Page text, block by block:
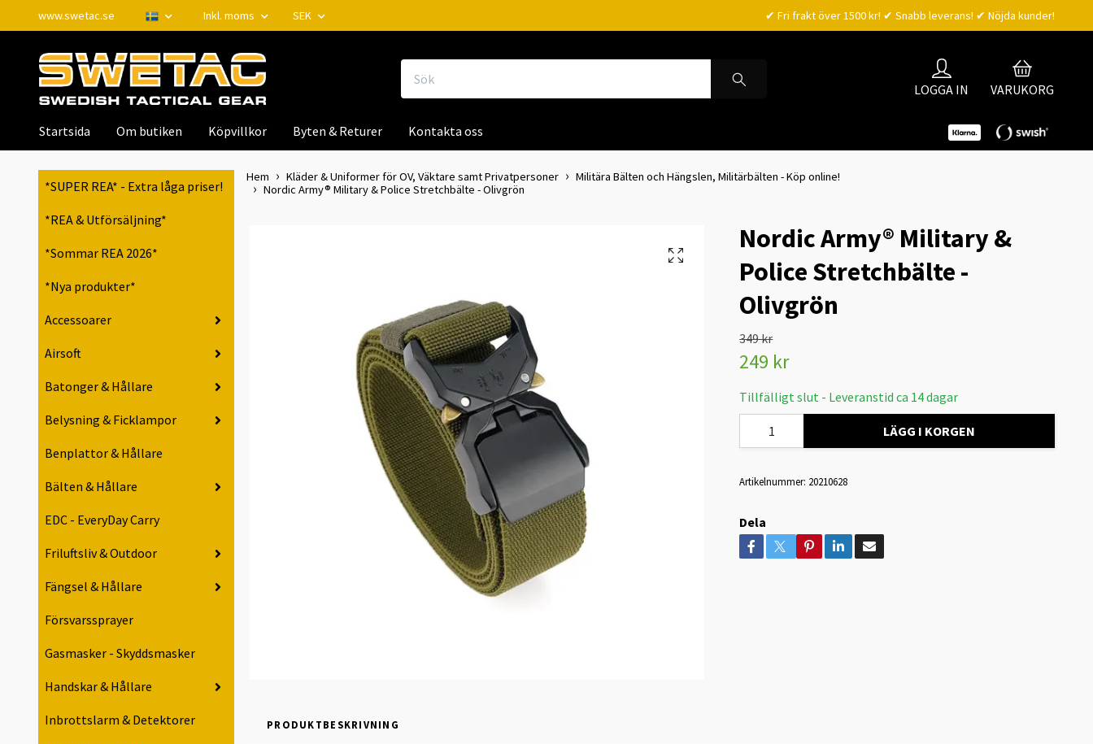
www.swetac.se Inkl. moms SEK ✔ Fri frakt över 1500 kr! ✔ Snabb leverans! ✔ Nöjda kunder!
LOGGA IN VARUKORG
Startsida Om butiken Köpvillkor Byten & Returer Kontakta oss
*SUPER REA* - Extra låga priser!
*REA & Utförsäljning*
*Sommar REA 2026*
*Nya produkter*
Accessoarer
Airsoft
Batonger & Hållare
Belysning & Ficklampor
Benplattor & Hållare
Bälten & Hållare
EDC - EveryDay Carry
Friluftsliv & Outdoor
Fängsel & Hållare
Försvarssprayer
Gasmasker - Skyddsmasker
Handskar & Hållare
Inbrottslarm & Detektorer
Hem Kläder & Uniformer för OV, Väktare samt Privatpersoner
Militära Bälten och Hängslen, Militärbälten - Köp online!
Nordic Army® Military & Police Stretchbälte - Olivgrön
Nordic Army® Military &
Police Stretchbälte -
Olivgrön
349 kr
249 kr
Tillfälligt slut - Leveranstid ca 14 dagar
LÄGG I KORGEN
Artikelnummer: 20210628
Dela
PRODUKTBESKRIVNING